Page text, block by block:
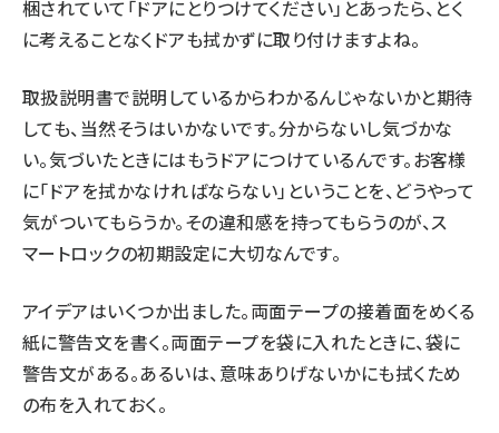
梱されていて「ドアにとりつけてください」とあったら、とく
に考えることなくドアも拭かずに取り付けますよね。
取扱説明書で説明しているからわかるんじゃないかと期待
しても、当然そうはいかないです。分からないし気づかな
い。気づいたときにはもうドアにつけているんです。お客様
に「ドアを拭かなければならない」ということを、どうやって
気がついてもらうか。その違和感を持ってもらうのが、ス
マートロックの初期設定に大切なんです。
アイデアはいくつか出ました。両面テープの接着面をめくる
紙に警告文を書く。両面テープを袋に入れたときに、袋に
警告文がある。あるいは、意味ありげないかにも拭くため
の布を入れておく。